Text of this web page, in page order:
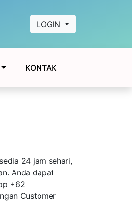
LOGIN
KONTAK
24 jam sehari,
Anda dapat
+62
Customer